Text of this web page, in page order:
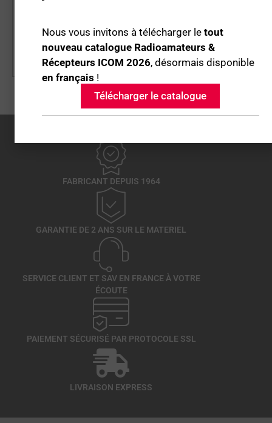
599,07€ 599,07 €.
549,07€549,07 €.
Disponible immédiatement
FABRICANT DEPUIS 1964
GARANTIE DE 2 ANS SUR LE MATERIEL
SERVICE CLIENT ET SAV EN FRANCE À VOTRE
ÉCOUTE
PAIEMENT SÉCURISÉ PAR PROTOCOLE SSL
LIVRAISON EXPRESS
Nous vous invitons à télécharger letout
nouveau catalogue Radioamateurs &
Récepteurs ICOM 2026, désormais disponible
en français !
Télécharger le catalogue